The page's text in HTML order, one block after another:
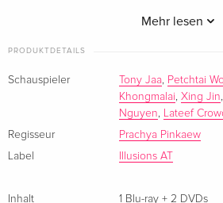
Mediabook, Uncut, Blu-ray + 2 DVDs
Cover B, Collector's Edition, Limited Edition,
Deutsch
Mehr lesen
Kriegerdynastie, auf den Weg nach
ihm völlig fremd ist, begibt sich Kham
eine düstere Welt ohne jeglichen
sich dazu gezwungen, in der
mit einem Drogenkartell um sein
PRODUKTDETAILS
Schauspieler Tony Jaa, Petchtai
Khongmalai, Xing Jin,
Nguyen, Lateef
Regisseur
Prachya Pinkaew
Label
Illusions AT
Inhalt
1 Blu-ray + 2 DVDs